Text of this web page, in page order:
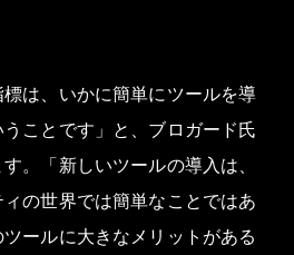
標は、いかに簡単にツールを導
ことです」と、ブロガード氏
。「新しいツールの導入は、
の世界では簡単なことではあ
ールに大きなメリットがある